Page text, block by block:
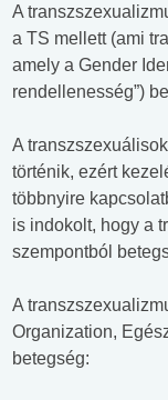
A
a TS mellett (ami
amely a Gender
rendellenesség”)
A
történik, ezért
többnyire
is indokolt, hogy a
szempontból
A
Organization,
betegség: